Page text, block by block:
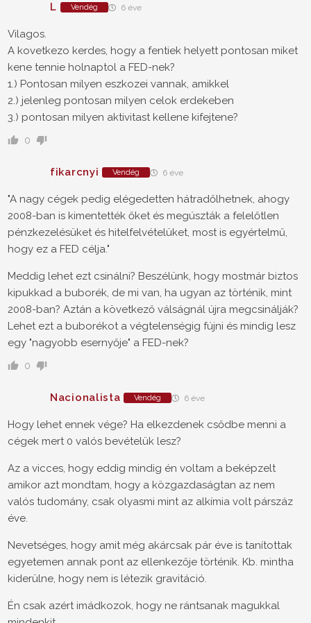
L Vendég 6 éve
Vilagos.
A kovetkezo kerdes, hogy a fentiek helyett pontosan miket
kene tennie holnaptol a FED-nek?
1.) Pontosan milyen eszkozei vannak, amikkel
2.) jelenleg pontosan milyen celok erdekeben
3.) pontosan milyen aktivitast kellene kifejtene?
0
fikarcnyi Vendég 6 éve
"A nagy cégek pedig elégedetten hátradőlhetnek, ahogy
2008-ban is kimentették őket és megúszták a felelőtlen
pénzkezelésüket és hitelfelvételüket, most is egyértelmű,
hogy ez a FED célja."
Meddig lehet ezt csinálni? Beszélünk, hogy mostmár biztos
kipukkad a buborék, de mi van, ha ugyan az történik, mint
2008-ban? Aztán a következő válságnál újra megcsinálják?
Lehet ezt a buborékot a végtelenségig fújni és mindig lesz
egy "nagyobb esernyője" a FED-nek?
0
Nacionalista Vendég 6 éve
Hogy lehet ennek vége? Ha elkezdenek csődbe menni a
cégek mert 0 valós bevételük lesz?
Az a vicces, hogy eddig mindig én voltam a beképzelt
amikor azt mondtam, hogy a közgazdaságtan az nem
valós tudomány, csak olyasmi mint az alkímia volt párszáz
éve.
Nevetséges, hogy amit még akárcsak pár éve is tanítottak
egyetemen annak pont az ellenkezője történik. Kb. mintha
kiderülne, hogy nem is létezik gravitáció.
Én csak azért imádkozok, hogy ne rántsanak magukkal